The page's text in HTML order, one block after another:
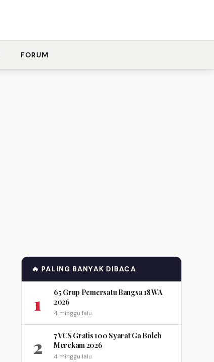
FORUM
🔥 PALING BANYAK DIBACA
1
65 Grup Pemersatu Bangsa 18 WA
2026
4 minggu lalu
2
7 VCS Gratis 100 Syarat Ga Boleh
Merekam 2026
4 minggu lalu